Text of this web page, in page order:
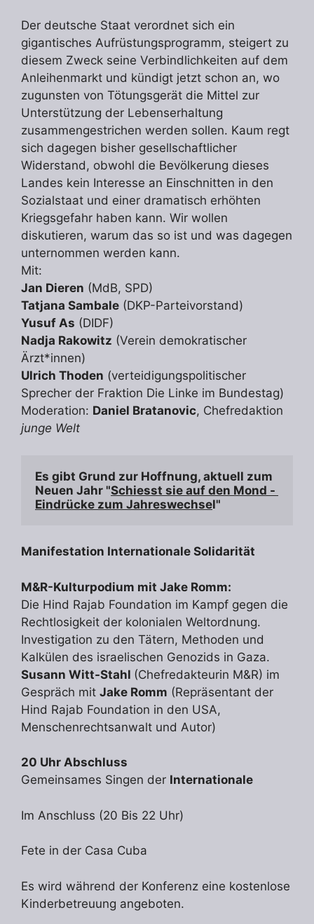
Der deutsche Staat verordnet sich ein
gigantisches Aufrüstungsprogramm, steigert zu
diesem Zweck seine Verbindlichkeiten auf dem
Anleihenmarkt und kündigt jetzt schon an, wo
zugunsten von Tötungsgerät die Mittel zur
Unterstützung der Lebenserhaltung
zusammengestrichen werden sollen. Kaum regt
sich dagegen bisher gesellschaftlicher
Widerstand, obwohl die Bevölkerung dieses
Landes kein Interesse an Einschnitten in den
Sozialstaat und einer dramatisch erhöhten
Kriegsgefahr haben kann. Wir wollen
diskutieren, warum das so ist und was dagegen
unternommen werden kann.
Mit:
Jan Dieren (MdB, SPD)
Tatjana Sambale (DKP-Parteivorstand)
Yusuf As (DIDF)
Nadja Rakowitz (Verein demokratischer
Ärzt*innen)
Ulrich Thoden (verteidigungspolitischer
Sprecher der Fraktion Die Linke im Bundestag)
Moderation: Daniel Bratanovic, Chefredaktion
junge Welt
Es gibt Grund zur Hoffnung, aktuell zum
Neuen Jahr "Schiesst sie auf den Mond -
Eindrücke zum Jahreswechsel"
Manifestation Internationale Solidarität
M&R-Kulturpodium mit Jake Romm:
Die Hind Rajab Foundation im Kampf gegen die
Rechtlosigkeit der kolonialen Weltordnung.
Investigation zu den Tätern, Methoden und
Kalkülen des israelischen Genozids in Gaza.
Susann Witt-Stahl (Chefredakteurin M&R) im
Gespräch mit Jake Romm (Repräsentant der
Hind Rajab Foundation in den USA,
Menschenrechtsanwalt und Autor)
20 Uhr Abschluss
Gemeinsames Singen der Internationale
Im Anschluss (20 Bis 22 Uhr)
Fete in der Casa Cuba
Es wird während der Konferenz eine kostenlose
Kinderbetreuung angeboten.